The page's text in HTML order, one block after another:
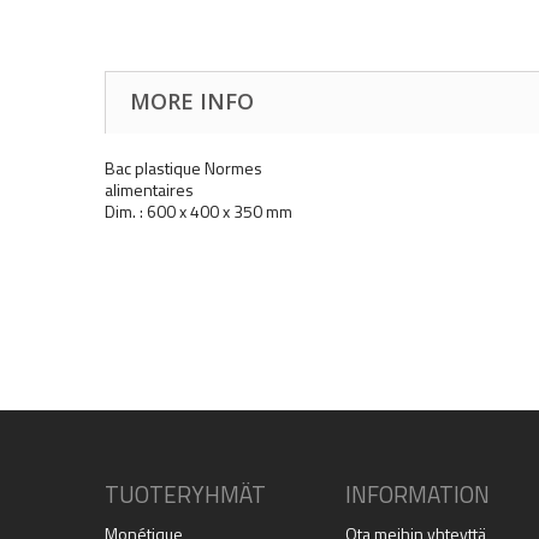
MORE INFO
Bac plastique Normes
alimentaires
Dim. : 600 x 400 x 350 mm
TUOTERYHMÄT
Monétique
INFORMATION
Ota meihin yhteyttä